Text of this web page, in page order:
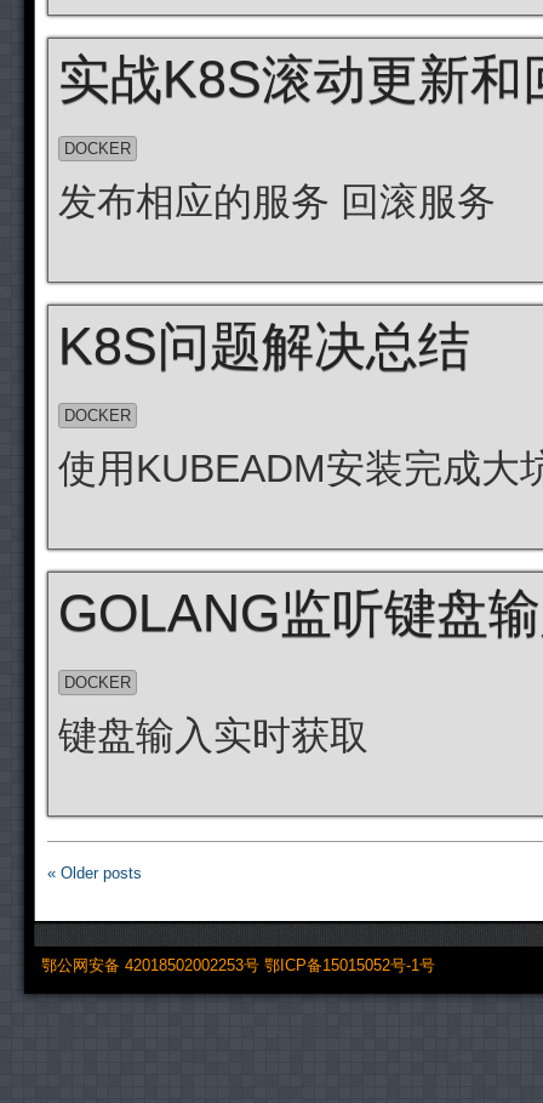
实战K8S滚动更新和
DOCKER
发布相应的服务 回滚服务
K8S问题解决总结
DOCKER
使用KUBEADM安装完成
GOLANG监听键盘
DOCKER
键盘输入实时获取
« Older posts
鄂公网安备 42018502002253号 鄂ICP备15015052号-1号